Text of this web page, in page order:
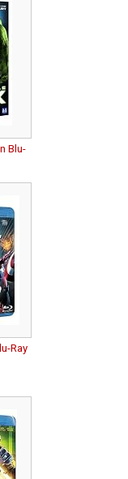
Blu-
Ray